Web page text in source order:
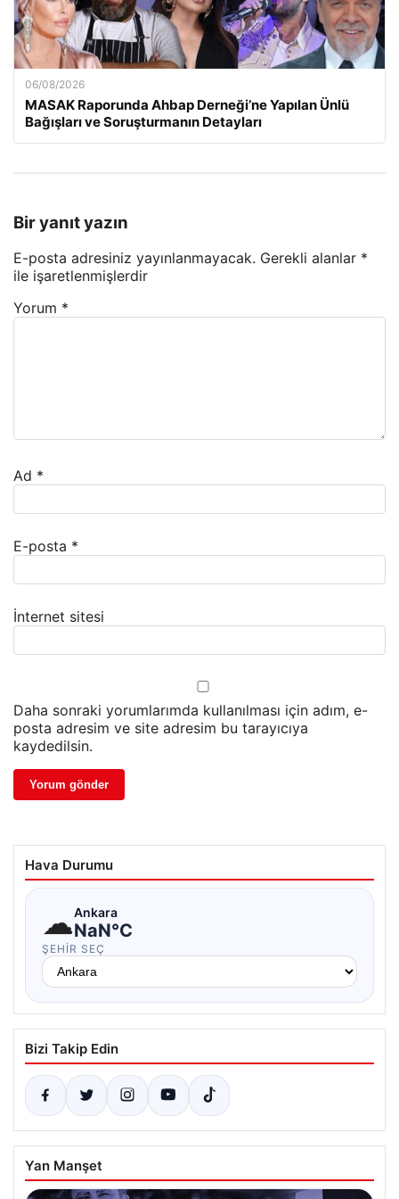
06/08/2026
MASAK Raporunda Ahbap Derneği’ne Yapılan Ünlü
Bağışları ve Soruşturmanın Detayları
Bir yanıt yazın
E-posta adresiniz yayınlanmayacak. Gerekli alanlar *
ile işaretlenmişlerdir
Yorum *
Ad *
E-posta *
İnternet sitesi
Daha sonraki yorumlarımda kullanılması için adım, e-
posta adresim ve site adresim bu tarayıcıya
kaydedilsin.
Hava Durumu
☁Ankara
NaN°C
ŞEHIR SEÇ
Bizi Takip Edin
Yan Manşet